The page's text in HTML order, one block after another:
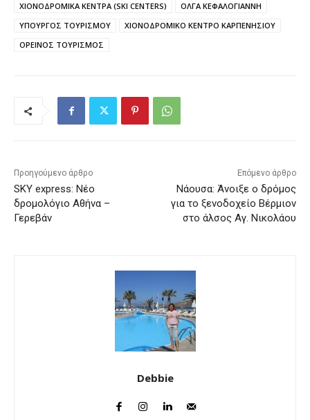
ΧΙΟΝΟΔΡΟΜΙΚΑ ΚΕΝΤΡΑ (SKI CENTERS)
ΟΛΓΑ ΚΕΦΑΛΟΓΙΑΝΝΗ
ΥΠΟΥΡΓΟΣ ΤΟΥΡΙΣΜΟΥ
ΧΙΟΝΟΔΡΟΜΙΚΟ ΚΕΝΤΡΟ ΚΑΡΠΕΝΗΣΙΟΥ
ΟΡΕΙΝΟΣ ΤΟΥΡΙΣΜΟΣ
Προηγούμενο άρθρο
SKY express: Νέο
δρομολόγιο Αθήνα –
Γερεβάν
Επόμενο άρθρο
Νάουσα: Άνοιξε ο δρόμος
για το ξενοδοχείο Βέρμιον
στο άλσος Αγ. Νικολάου
Debbie